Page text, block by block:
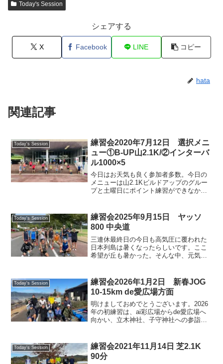
Today's Session
シェアする
X Facebook LINE コピー
hata
関連記事
Today's Session
練習会2020年7月12日 選択メニ
ュー①B-UP山2.1K/②インターバ
ル1000×5
今日はお天気も良く参加者多数。今日の
メニューは山2.1Kビルドアップのグルー
プと土曜日にポイント練習ができなかっ
どB-UPの方なのでインターバル組の方ご
容赦下さい。今日...
Today's Session
練習会2025年9月15日 ヤッソ
800 中央道
三連休最終日の今日も高気圧に覆われた
日本列島は暑くなったらしいです。ここ
希望が丘も暑かった。そんな中、元気な
今日も楽しくランニング🎵
Today's Session
練習会2026年1月2日 新春JOG
10-15km de愛広場方面
明けましておめでとうございます。2026
年の初練習は、ai彩広場からde愛広場へ
向かい、立木神社、子守神社への参詣、
ーが20名近く参加し、賑やかに走りまし
た。お天...
Today's Session
練習会2021年11月14日 芝2.1K
90分